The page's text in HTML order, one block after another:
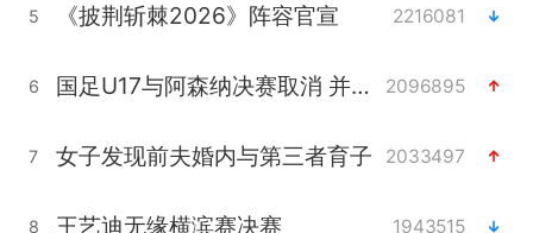
5 《披荆斩棘2026》阵容官宣 2216081
6 国足U17与阿森纳决赛取消 并列冠军 2096895
7 女子发现前夫婚内与第三者育子 2033497
8 王艺迪无缘横滨赛决赛 1943515